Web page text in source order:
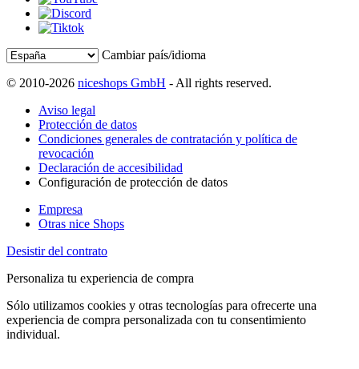
Cambiar país/idioma
© 2010-2026 niceshops GmbH - All rights reserved.
Aviso legal
Protección de datos
Condiciones generales de contratación y política de
revocación
Declaración de accesibilidad
Configuración de protección de datos
Empresa
Otras nice Shops
Desistir del contrato
Personaliza tu experiencia de compra
Sólo utilizamos cookies y otras tecnologías para ofrecerte una
experiencia de compra personalizada con tu consentimiento
individual.